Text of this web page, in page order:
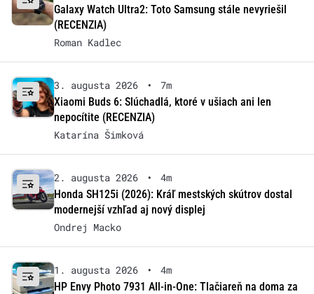
Galaxy Watch Ultra2: Toto Samsung stále nevyriešil
(RECENZIA)
Roman Kadlec
3. augusta 2026 •
7m
Xiaomi Buds 6: Slúchadlá, ktoré v ušiach ani len
nepocítite (RECENZIA)
Katarína Šimková
2. augusta 2026 •
4m
Honda SH125i (2026): Kráľ mestských skútrov dostal
modernejší vzhľad aj nový displej
Ondrej Macko
1. augusta 2026 •
4m
HP Envy Photo 7931 All-in-One: Tlačiareň na doma za